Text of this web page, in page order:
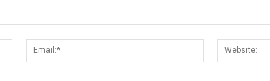
Name:*
Email:*